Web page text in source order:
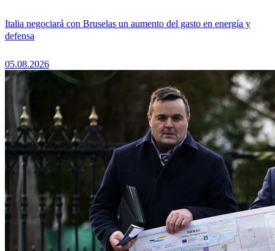
Italia negociará con Bruselas un aumento del gasto en energía y
defensa
05.08.2026